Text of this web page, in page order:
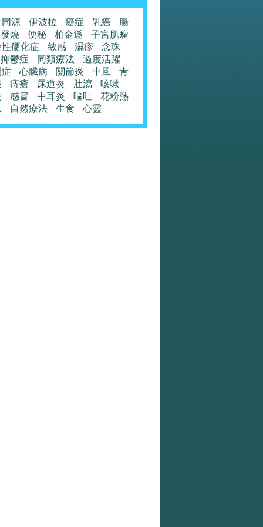
源 伊波拉 癌症 乳癌
腸
發燒
便秘 柏金遜
子宮肌瘤
硬化症
敏感 濕疹
念珠
抑鬱症
同類療法
過度活躍
心臟病 關節炎 中風
青
痔瘡 尿道炎 肚瀉
咳嗽
感冒 中耳炎 嘔吐
花粉熱
自然療法 生食 心靈